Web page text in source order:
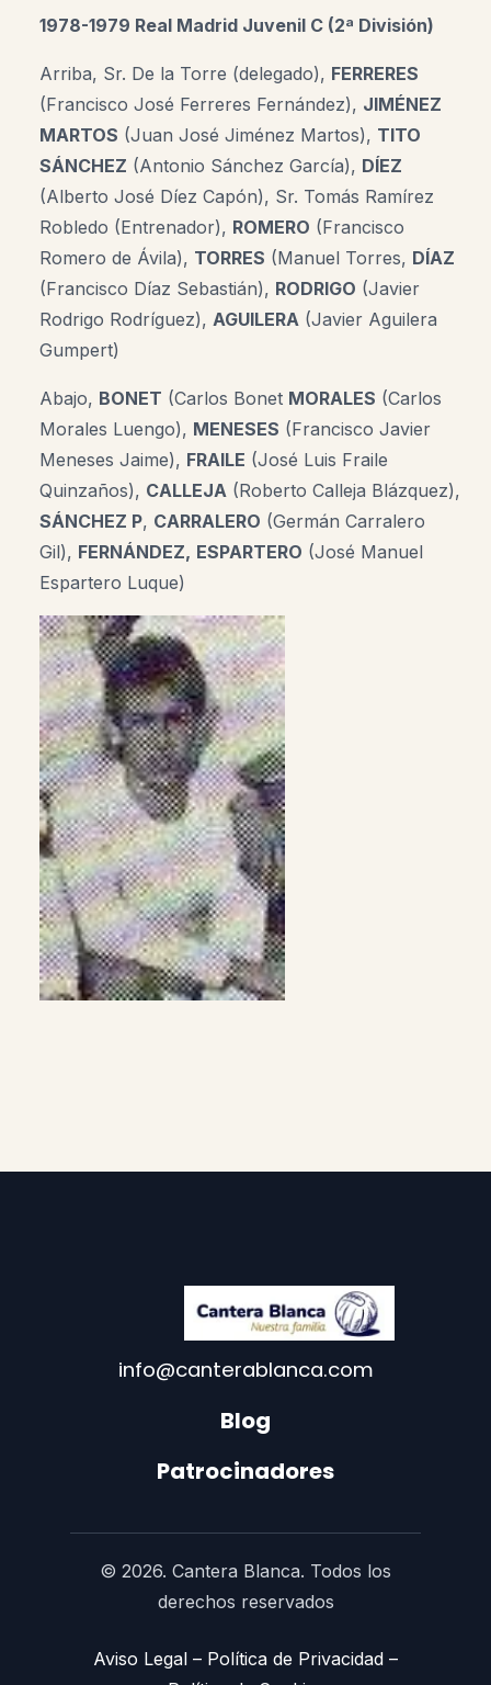
1978-1979 Real Madrid Juvenil C (2ª División)
Arriba, Sr. De la Torre (delegado), FERRERES
(Francisco José Ferreres Fernández), JIMÉNEZ
MARTOS (Juan José Jiménez Martos), TITO
SÁNCHEZ (Antonio Sánchez García), DÍEZ
(Alberto José Díez Capón), Sr. Tomás Ramírez
Robledo (Entrenador), ROMERO (Francisco
Romero de Ávila), TORRES (Manuel Torres, DÍAZ
(Francisco Díaz Sebastián), RODRIGO (Javier
Rodrigo Rodríguez), AGUILERA (Javier Aguilera
Gumpert)
Abajo, BONET (Carlos Bonet MORALES (Carlos
Morales Luengo), MENESES (Francisco Javier
Meneses Jaime), FRAILE (José Luis Fraile
Quinzaños), CALLEJA (Roberto Calleja Blázquez),
SÁNCHEZ P, CARRALERO (Germán Carralero
Gil), FERNÁNDEZ, ESPARTERO (José Manuel
Espartero Luque)
info@canterablanca.com
Blog
Patrocinadores
© 2026. Cantera Blanca. Todos los
derechos reservados
Aviso Legal – Política de Privacidad –